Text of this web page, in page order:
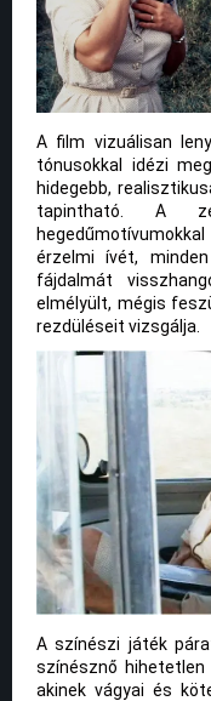
A film vizuálisan
tónusokkal idézi
hidegebb,
tapintható. A
érzelmi ívét,
fájdalmát
elmélyült, mégis
rezdüléseit vizsgálja.
A színészi játék
színésznő
akinek vágyai és